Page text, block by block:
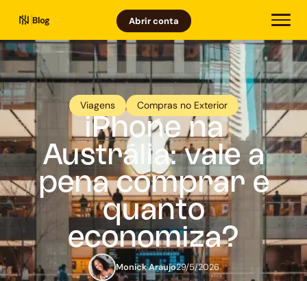
Blog Abrir conta
Viagens Compras no Exterior
iPhone na
Austrália: vale a
pena comprar e
quanto
economiza?
Monick Araujo29/5/2026